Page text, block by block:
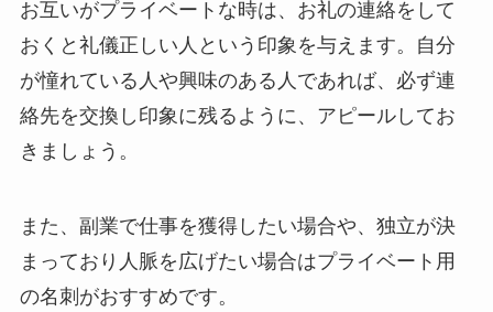
お互いがプライベートな時は、お礼の連絡をして
おくと礼儀正しい人という印象を与えます。自分
が憧れている人や興味のある人であれば、必ず連
絡先を交換し印象に残るように、アピールしてお
きましょう。
また、副業で仕事を獲得したい場合や、独立が決
まっており人脈を広げたい場合はプライベート用
の名刺がおすすめです。